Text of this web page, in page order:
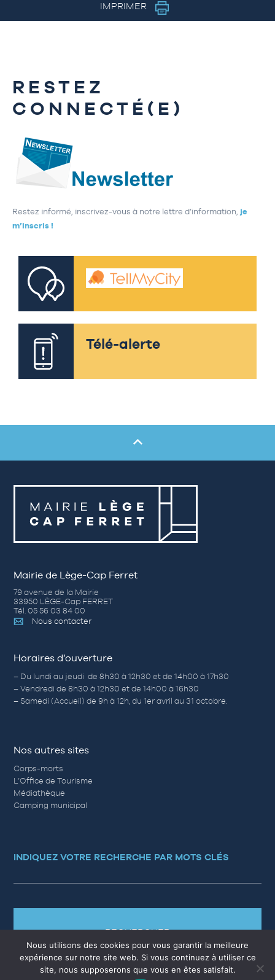
IMPRIMER
RESTEZ
CONNECTÉ(E)
Restez informé, inscrivez-vous à notre lettre d’information, je
m’inscris !
Télé-alerte
Mairie de Lège-Cap Ferret
79 avenue de la Mairie
33950 LÈGE-Cap FERRET
Tél. 05 56 03 84 00
Nous contacter
Horaires d’ouverture
– Du lundi au jeudi de 8h30 à 12h30 et de 14h00 à 17h30
– Vendredi de 8h30 à 12h30 et de 14h00 à 16h30
– Samedi (Accueil) de 9h à 12h, du 1er avril au 31 octobre.
Nos autres sites
Corps-morts
L’Office de Tourisme
Médiathèque
Camping municipal
INDIQUEZ VOTRE RECHERCHE PAR MOTS CLÉS
RECHERCHER
Nous utilisons des cookies pour vous garantir la meilleure
expérience sur notre site web. Si vous continuez à utiliser ce
site, nous supposerons que vous en êtes satisfait.